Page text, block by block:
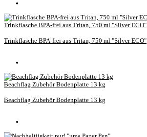
Trinkflasche BPA-frei aus Tritan, 750 ml "Silver ECO"
Trinkflasche BPA-frei aus Tritan, 750 ml "Silver ECO"
Beachflag Zubehör Bodenplatte 13 kg
Beachflag Zubehör Bodenplatte 13 kg